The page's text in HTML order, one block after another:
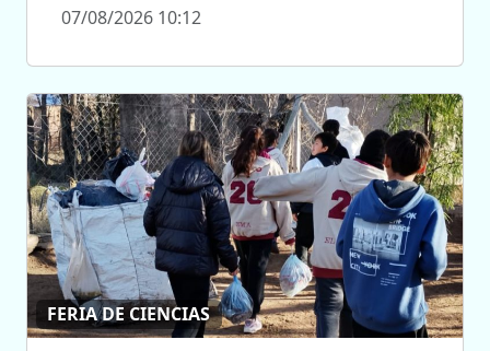
07/08/2026 10:12
FERIA DE CIENCIAS